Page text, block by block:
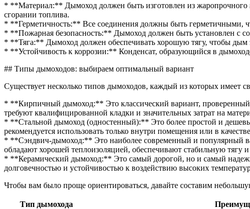
* **Материал:** Дымоход должен быть изготовлен из жаропрочного
сгорании топлива.
* **Герметичность:** Все соединения должны быть герметичными,
* **Пожарная безопасность:** Дымоход должен быть установлен с
* **Тяга:** Дымоход должен обеспечивать хорошую тягу, чтобы дым
* **Устойчивость к коррозии:** Конденсат, образующийся в
## Типы дымоходов: выбираем оптимальный вариант
Существует несколько типов дымоходов, каждый из которых имеет
* **Кирпичный дымоход:** Это классический вариант,
требуют квалифицированной кладки и значительных затрат на
* **Стальной дымоход (одностенный):** Это более простой и
рекомендуется использовать только внутри помещения или в
* **Сэндвич-дымоход:** Это наиболее современный и популярный
обладают хорошей теплоизоляцией, обеспечивают стабильную тягу
* **Керамический дымоход:** Это самый дорогой, но и самый
долговечностью и устойчивостью к воздействию высоких
Чтобы вам было проще ориентироваться, давайте составим
Тип дымохода